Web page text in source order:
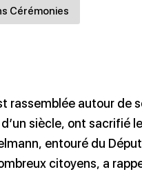
Cérémonies
rassemblée autour
siècle, ont sacrifié
entouré du
citoyens, a